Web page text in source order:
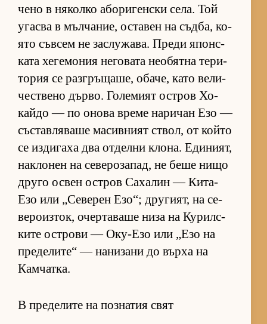
чено в ня­колко або­ри­ген­ски се­ла. Той
угасва в мъл­ча­ние, ос­та­вен на съд­ба, ко­
ято съв­сем не зас­лу­жа­ва. Преди япон­с­
ката хе­ге­мо­ния не­го­вата не­о­бятна те­ри­
то­рия се раз­г­ръ­ща­ше, оба­че, като ве­ли­
чес­т­вено дър­во. Го­ле­мият ос­т­ров Хо­
кайдо — по онова време на­ри­чан Езо —
със­тав­ля­ваше ма­сив­ният ствол, от който
се из­ди­гаха два от­делни кло­на. Еди­ни­ят,
нак­ло­нен на се­ве­ро­за­пад, не беше нищо
друго ос­вен ос­т­ров Са­ха­лин — Ки­та-
Езо или „Се­ве­рен Езо“; дру­ги­ят, на се­
ве­ро­из­ток, очер­та­ваше низа на Ку­рил­с­
ките ос­т­рови — Оку-Езо или „Езо на
пре­де­ли­те“ — на­ни­зани до върха на
Кам­чат­ка.
В пределите на познатия свят